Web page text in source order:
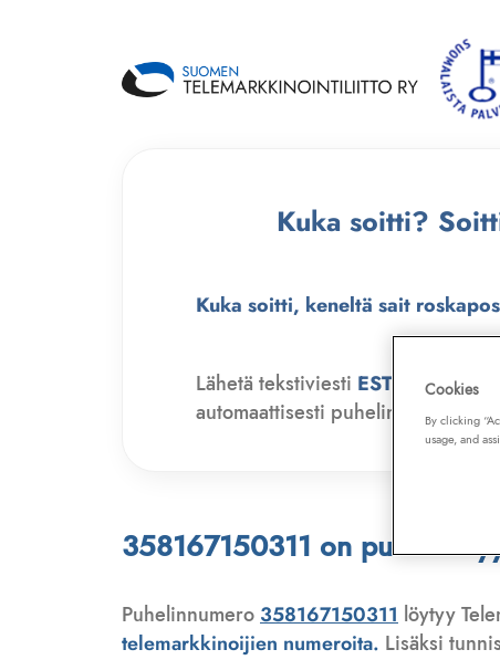
Kuka soitti?
Kuka soitti, keneltä sait
Lähetä tekstiviesti ESTO numeroon
automaattisesti puhelinmyyjien
358167150311 on
Puhelinnumero 358167150311 löytyy
telemarkkinoijien numeroita. Lisäksi
Cookies
By clicking
usage, and